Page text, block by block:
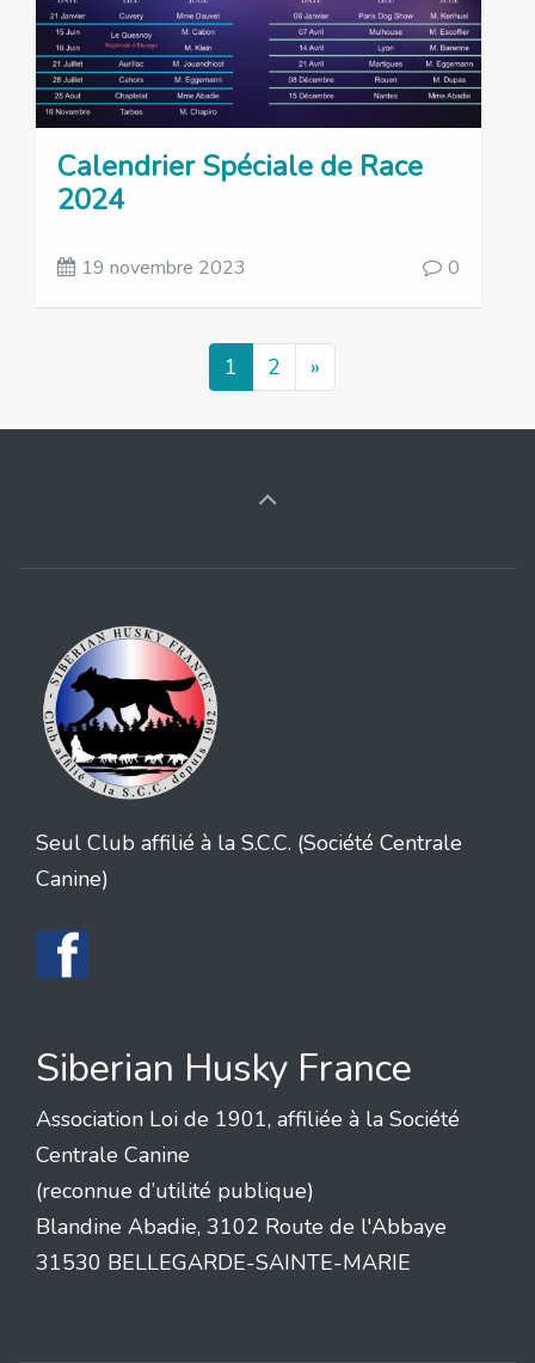
Calendrier Spéciale de Race
2024
19 novembre 2023 0
1 2 »
Seul Club affilié à la S.C.C. (Société Centrale
Canine)
Siberian Husky France
Association Loi de 1901, affiliée à la Société
Centrale Canine
(reconnue d’utilité publique)
Blandine Abadie, 3102 Route de l'Abbaye
31530 BELLEGARDE-SAINTE-MARIE